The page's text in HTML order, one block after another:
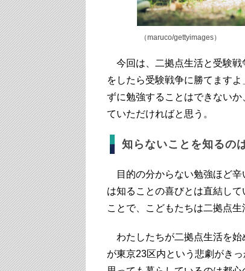
（maruco/gettyimages）
今回は、二拠点生活と受験戦
をしたら受験戦争に勝てます
ずに勉強することはできない
ていただければと思う。
知らないことを知るの
目的の分からない勉強ほど辛
は知ることの喜びとは直結し
ことで、こどもたちは二拠点
わたしたちが二拠点生活を始
が東京23区内という悲劇がき